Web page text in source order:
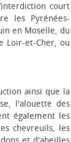
court
les Pyrénées-
en Moselle, du
Loir-et-Cher, ou
ainsi que la
l'alouette des
également les
chevreuils, les